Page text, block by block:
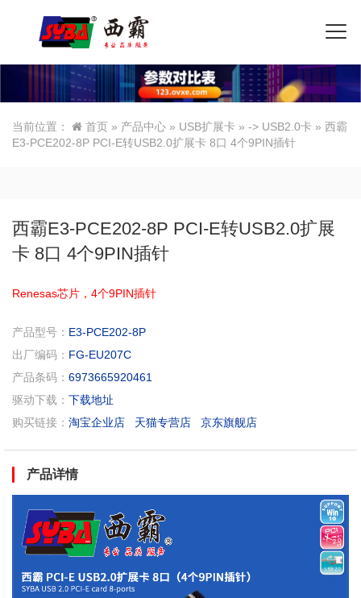
当前位置： 首页 » 产品中心 » USB扩展卡 » -> USB2.0卡 » 西霸
E3-PCE202-8P PCI-E转USB2.0扩展卡 8口 4个9PIN插针
西霸E3-PCE202-8P PCI-E转USB2.0扩展
卡 8口 4个9PIN插针
Renesas芯片，4个9PIN插针
产品型号： E3-PCE202-8P
出厂编码： FG-EU207C
产品条码： 6973665920461
驱动下载： 下载地址
购买链接： 淘宝企业店 天猫专营店 京东旗舰店
产品详情